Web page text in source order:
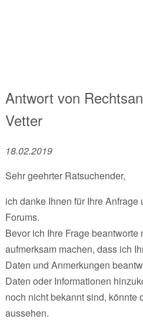
Antwort von
Vetter
18.02.2019
Sehr geehrter Ratsuchender,
ich danke Ihnen für Ihre
Forums.
Bevor ich Ihre Frage
aufmerksam machen, dass ich
Daten und Anmerkungen
Daten oder Informationen
noch nicht bekannt sind, könnte
aussehen.